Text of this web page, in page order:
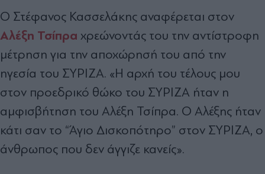
Ο Στέφανος Κασσελάκης αναφέρεται στον
Αλέξη Τσίπρα χρεώνοντάς του την αντίστροφη
μέτρηση για την αποχώρησή του από την
ηγεσία του ΣΥΡΙΖΑ. «Η αρχή του τέλους μου
στον προεδρικό θώκο του ΣΥΡΙΖΑ ήταν η
αμφισβήτηση του Αλέξη Τσίπρα. Ο Αλέξης ήταν
κάτι σαν το “Άγιο Δισκοπότηρο” στον ΣΥΡΙΖΑ, ο
άνθρωπος που δεν άγγιζε κανείς».